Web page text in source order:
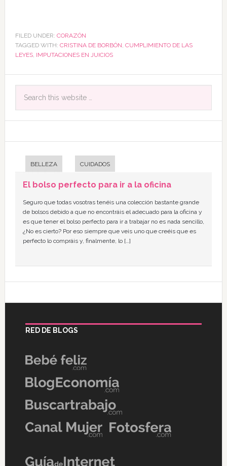
FILED UNDER: CORAZÓN
TAGGED WITH: CRISTINA DE BORBÓN CUMPLIMIENTO DE LAS
LEYES, IMPUTACIONES EN JUICIOS
BELLEZA CUIDADOS
El bolso perfecto para ir a la oficina
Seguro que todas vosotras tenéis una colección bastante grande
de bolsos debido a que no encontráis el adecuado para la oficina y
es que tener el bolso perfecto para ir a trabajar no es nada sencillo,
¿No es cierto? Por eso siempre que veis uno que creéis que es
perfecto lo compráis y, finalmente, lo […]
RED DE BLOGS